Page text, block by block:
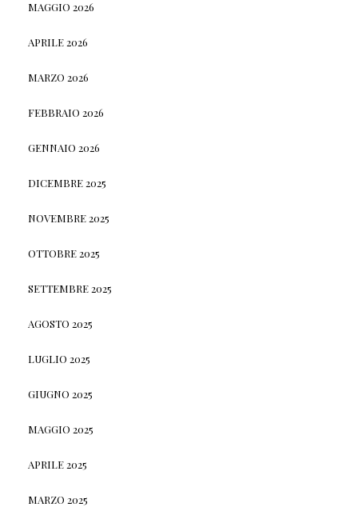
MAGGIO 2026
APRILE 2026
MARZO 2026
FEBBRAIO 2026
GENNAIO 2026
DICEMBRE 2025
NOVEMBRE 2025
OTTOBRE 2025
SETTEMBRE 2025
AGOSTO 2025
LUGLIO 2025
GIUGNO 2025
MAGGIO 2025
APRILE 2025
MARZO 2025